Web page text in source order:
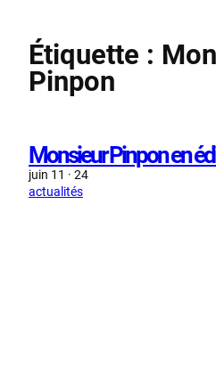
Étiquette :
Pinpon
Monsieur Pinpon en
juin 11 · 24
actualités